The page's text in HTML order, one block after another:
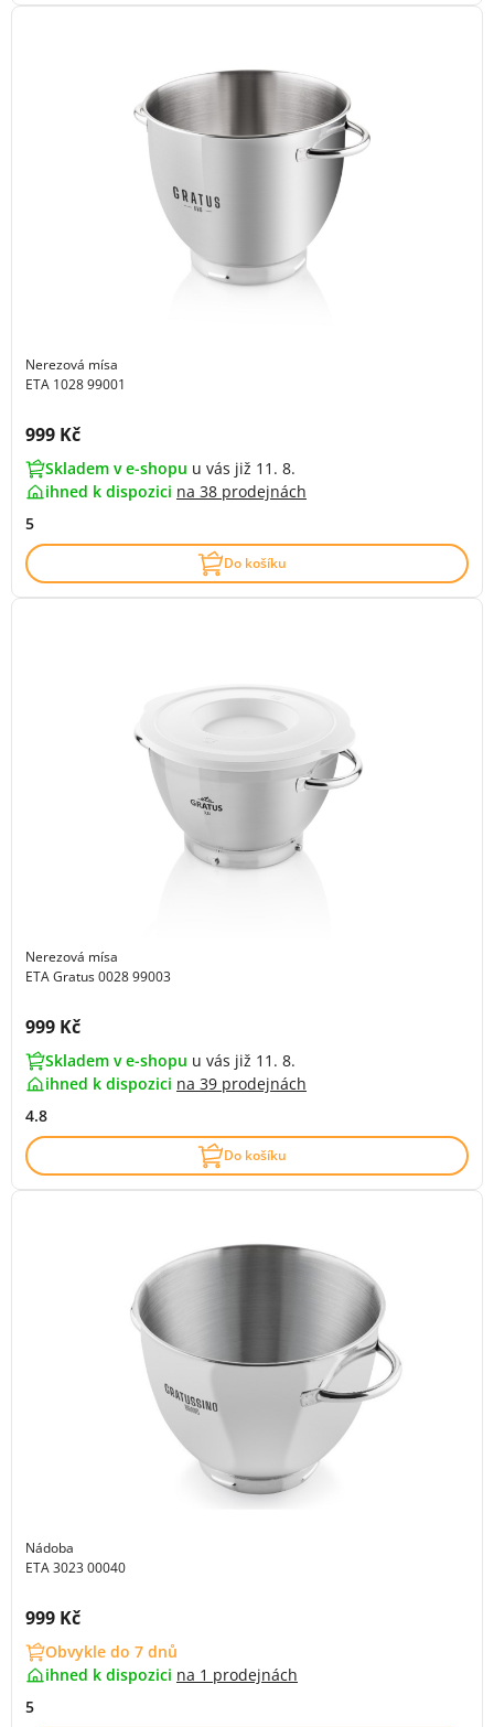
Nerezová mísa
ETA 1028 99001
Cena s DPH:
999 Kč
Skladem v e-shopu u vás již 11. 8.
ihned k dispozici na 38 prodejnách
5
Do košíku
Nerezová mísa
ETA Gratus 0028 99003
Cena s DPH:
999 Kč
Skladem v e-shopu u vás již 11. 8.
ihned k dispozici na 39 prodejnách
4.8
Do košíku
Nádoba
ETA 3023 00040
Cena s DPH:
999 Kč
Obvykle do 7 dnů
ihned k dispozici na 1 prodejnách
5